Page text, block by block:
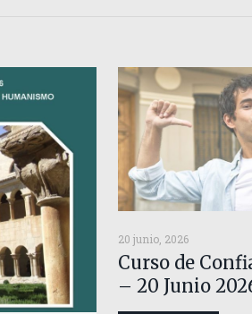
20 junio, 2026
Curso de
– 20 Junio